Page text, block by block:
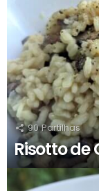
90 Partilhas
Risotto de